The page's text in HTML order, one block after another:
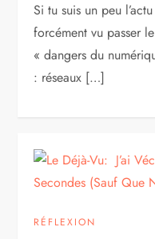
Si tu suis un peu
forcément vu passer
« dangers du
: réseaux […]
RÉFLEXION